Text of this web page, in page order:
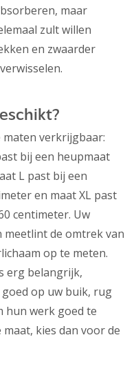
maar
zult willen
en zwaarder
maten verkrijgbaar:
bij een heupmaat
L past bij een
en maat XL past
centimeter. Uw
meetlint de omtrek van
op te meten.
erg belangrijk,
goed op uw buik, rug
hun werk goed te
kies dan voor de